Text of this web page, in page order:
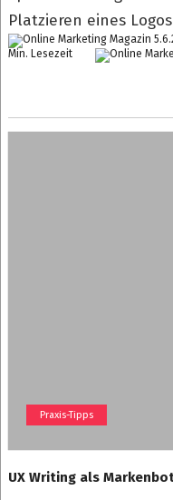
Platzieren eines
Min. Lesezeit
Praxis-Tipps
UX Writing als